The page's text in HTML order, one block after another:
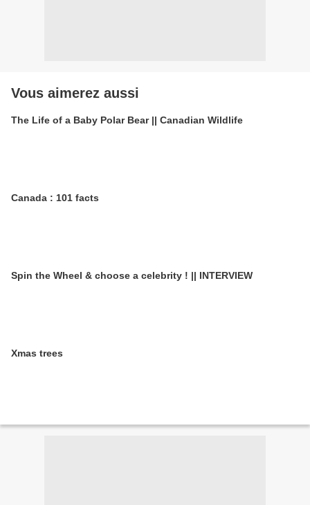
Vous aimerez aussi
The Life of a Baby Polar Bear || Canadian Wildlife
Canada : 101 facts
Spin the Wheel & choose a celebrity ! || INTERVIEW
Xmas trees